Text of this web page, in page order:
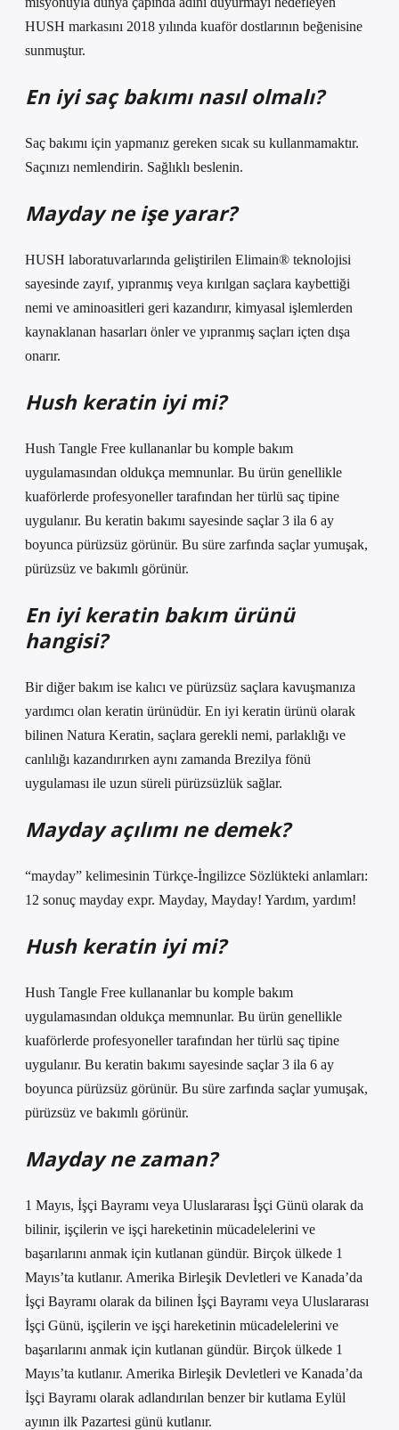
HUSH markasını 2018 yılında kuaför dostlarının beğenisine
sunmuştur.
En iyi saç bakımı nasıl olmalı?
Saç bakımı için yapmanız gereken sıcak su kullanmamaktır.
Saçınızı nemlendirin. Sağlıklı beslenin.
Mayday ne işe yarar?
HUSH laboratuvarlarında geliştirilen Elimain® teknolojisi
sayesinde zayıf, yıpranmış veya kırılgan saçlara kaybettiği
nemi ve aminoasitleri geri kazandırır, kimyasal işlemlerden
kaynaklanan hasarları önler ve yıpranmış saçları içten dışa
onarır.
Hush keratin iyi mi?
Hush Tangle Free kullananlar bu komple bakım
uygulamasından oldukça memnunlar. Bu ürün genellikle
kuaförlerde profesyoneller tarafından her türlü saç tipine
uygulanır. Bu keratin bakımı sayesinde saçlar 3 ila 6 ay
boyunca pürüzsüz görünür. Bu süre zarfında saçlar yumuşak,
pürüzsüz ve bakımlı görünür.
En iyi keratin bakım ürünü
hangisi?
Bir diğer bakım ise kalıcı ve pürüzsüz saçlara kavuşmanıza
yardımcı olan keratin ürünüdür. En iyi keratin ürünü olarak
bilinen Natura Keratin, saçlara gerekli nemi, parlaklığı ve
canlılığı kazandırırken aynı zamanda Brezilya fönü
uygulaması ile uzun süreli pürüzsüzlük sağlar.
Mayday açılımı ne demek?
“mayday” kelimesinin Türkçe-İngilizce Sözlükteki anlamları:
12 sonuç mayday expr. Mayday, Mayday! Yardım, yardım!
Hush keratin iyi mi?
Hush Tangle Free kullananlar bu komple bakım
uygulamasından oldukça memnunlar. Bu ürün genellikle
kuaförlerde profesyoneller tarafından her türlü saç tipine
uygulanır. Bu keratin bakımı sayesinde saçlar 3 ila 6 ay
boyunca pürüzsüz görünür. Bu süre zarfında saçlar yumuşak,
pürüzsüz ve bakımlı görünür.
Mayday ne zaman?
1 Mayıs, İşçi Bayramı veya Uluslararası İşçi Günü olarak da
bilinir, işçilerin ve işçi hareketinin mücadelelerini ve
başarılarını anmak için kutlanan gündür. Birçok ülkede 1
Mayıs’ta kutlanır. Amerika Birleşik Devletleri ve Kanada’da
İşçi Bayramı olarak da bilinen İşçi Bayramı veya Uluslararası
İşçi Günü, işçilerin ve işçi hareketinin mücadelelerini ve
başarılarını anmak için kutlanan gündür. Birçok ülkede 1
Mayıs’ta kutlanır. Amerika Birleşik Devletleri ve Kanada’da
İşçi Bayramı olarak adlandırılan benzer bir kutlama Eylül
ayının ilk Pazartesi günü kutlanır.